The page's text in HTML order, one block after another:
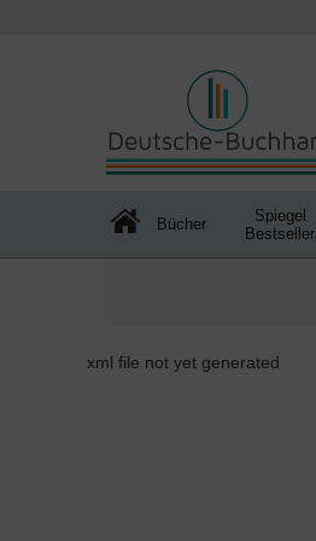
Bücher
Spiegel
Bestseller
xml file not yet generated